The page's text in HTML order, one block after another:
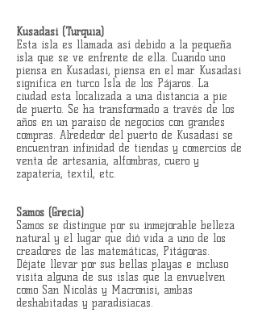
Kusadasi (Turquía)
Esta isla es llamada así debido a la pequeña
isla que se ve enfrente de ella. Cuando uno
piensa en Kusadasi, piensa en el mar. Kusadasi
significa en turco Isla de los Pájaros. La
ciudad esta localizada a una distancia a pie
de puerto. Se ha transformado a través de los
años en un paraíso de negocios con grandes
compras. Alrededor del puerto de Kusadasi se
encuentran infinidad de tiendas y comercios de
venta de artesanía, alfombras, cuero y
zapatería, textil, etc.
Samos (Grecia)
Samos se distingue por su inmejorable belleza
natural y el lugar que dió vida a uno de los
creadores de las matemáticas, Pitágoras.
Déjate llevar por sus bellas playas e incluso
visita alguna de sus islas que la envuelven
como San Nicolás y Macronisi, ambas
deshabitadas y paradisíacas.